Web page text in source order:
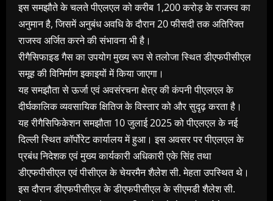
इस समझौते के चलते पीएलएल को करीब 1,200 करोड़ के राजस्व का
अनुमान है, जिसमें अनुबंध अवधि के दौरान 20 फीसदी तक अतिरिक्त
राजस्व अर्जित करने की संभावना भी है।
रीगैसिफाइड गैस का उपयोग मुख्य रूप से तलोजा स्थित डीएफपीसीएल
समूह की विनिर्माण इकाइयों में किया जाएगा।
यह समझौता से ऊर्जा एवं अवसंरचना क्षेत्र की कंपनी पीएलएल के
दीर्घकालिक व्यवसायिक क्षितिज के विस्तार को और सुदृढ़ करता है।
यह रीगैसिफिकेशन समझौता 10 जुलाई 2025 को पीएलएल के नई
दिल्ली स्थित कॉर्पोरेट कार्यालय में हुआ। इस अवसर पर पीएलएल के
प्रबंध निदेशक एवं मुख्य कार्यकारी अधिकारी एके सिंह तथा
डीएफपीसीएल एवं पीसीएल के चेयरमैन शैलेश सी. मेहता उपस्थित थे।
इस दौरान डीएफपीसीएल के डीएफपीसीएल के सीएमडी शैलेश सी.